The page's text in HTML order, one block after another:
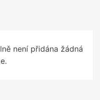
není přidána žádná